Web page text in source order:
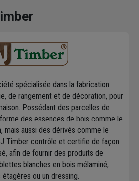
spécialisée dans la fabrication
de rangement et de décoration, pour
Possédant des parcelles de
des essences de bois comme le
mais aussi des dérivés comme le
Timber contrôle et certifie de façon
afin de fournir des produits de
blanches en bois mélaminé,
ou un dressing.